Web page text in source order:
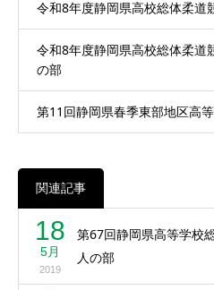
令和8年度静岡県高校総体柔道
令和8年度静岡県高校総体柔道
の部
第11回静岡県春季東部地区高
関連記事
18
5月
2019
第67回静岡県高等学校
人の部